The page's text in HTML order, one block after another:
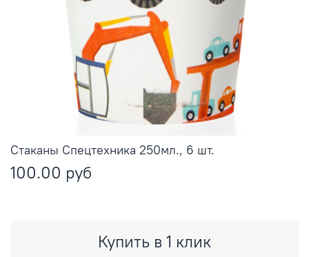
Стаканы Спецтехника 250мл., 6 шт.
100.00 руб
Купить в 1 клик